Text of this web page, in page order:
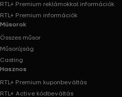
RTL+ Premium reklámokkal információk
RTL+ Premium információk
Műsorok
Összes műsor
Műsorújság
Casting
Hasznos
RTL+ Premium kuponbeváltás
RTL+ Active kódbeváltás